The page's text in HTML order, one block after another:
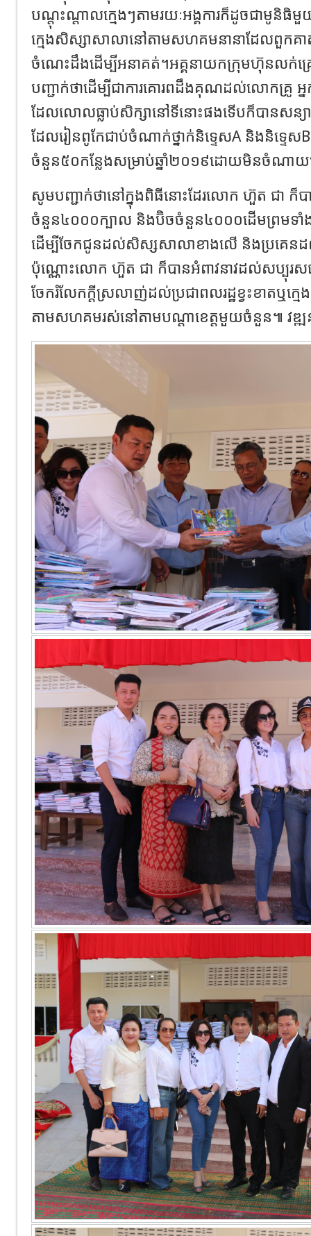
បណ្តុះណ្តាលក្មេងៗតាមរយៈអង្គការក៏ដូចជាមូ
ក្មេងសិស្សាសាលានៅតាមសហគមនានាដែលពួកគ
ចំណេះដឹងដើម្បីអនាគត់។អគ្គនាយកក្រុមហ៊ុនលក់
បញ្ជាក់ថាដើម្បីជាការគោរពដឹងគុណដល់លោកគ្រូ អ្
ដែលលោលធ្លាប់សិក្សានៅទីនោះផងទើបក៏បានសន្
ដែលរៀនពូកែជាប់ចំណាក់ថ្នាក់និទ្ទេសA និងនិទ្ទេ
ចំនួន៥០កន្លែងសម្រាប់ឆ្នាំ២០១៩ដោយមិនចំណាយ
សូមបញ្ជាក់ថានៅក្នុងពិធីនោះដែរលោក ហ៊ួត ជា ក៏ប
ចំនួន៤០០០ក្បាល និងប៊ិចចំនួន៤០០០ដើមព្រមទ
ដើម្បីចែកជូនដល់សិស្សសាលាខាងលើ និងប្រគេនដ
ប៉ុណ្ណោះលោក ហ៊ួត ជា ក៏បានអំពាវនាវដល់សប្បុរស
ចែករំលែកក្តីស្រលាញ់ដល់ប្រជាពលរដ្ឋខ្វះខាតឬក្
តាមសហគមរស់នៅតាមបណ្តាខេត្តមួយចំនួន៕ វឌ្ឍ